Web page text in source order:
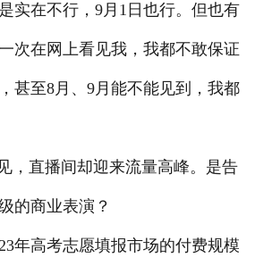
实在不行，9月1日也行。但也有
次在网上看见我，我都不敢保证
甚至8月、9月能不能见到，我都
直播间却迎来流量高峰。是告
的商业表演？
高考志愿填报市场的付费规模